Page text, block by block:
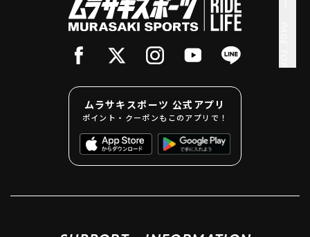
ムラサキスポーツ 公式アプリ
ポイント・クーポンもこのアプリで！